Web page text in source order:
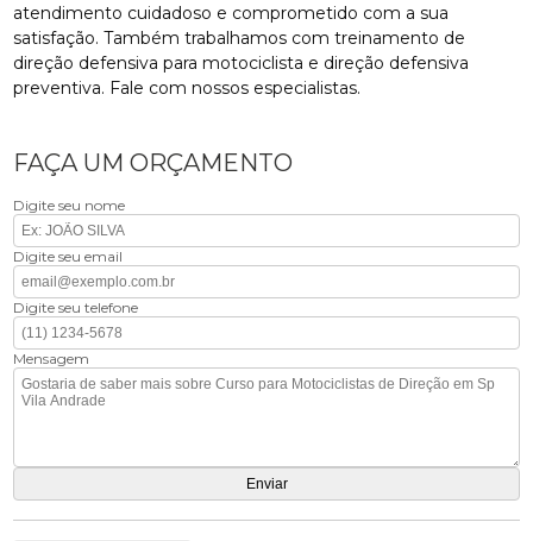
atendimento cuidadoso e comprometido com a sua
satisfação. Também trabalhamos com treinamento de
direção defensiva para motociclista e direção defensiva
preventiva. Fale com nossos especialistas.
FAÇA UM ORÇAMENTO
Digite seu nome
Digite seu email
Digite seu telefone
Mensagem